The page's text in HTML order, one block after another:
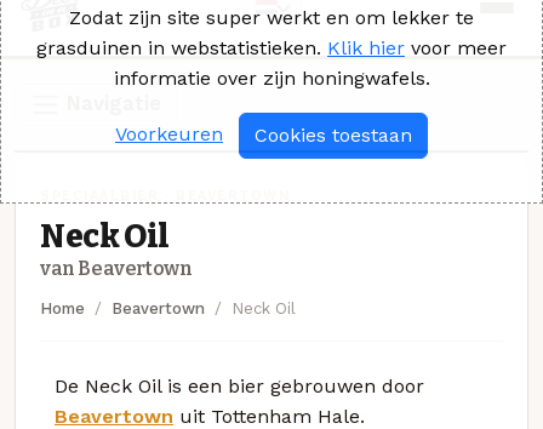
Neck Oil
van Beavertown
Home Beavertown Neck Oil
De Neck Oil is een bier gebrouwen door
Beavertown uit Tottenham Hale.
Zodat zijn site super werkt en om lekker te
grasduinen in webstatistieken. Klik hier voor meer
informatie over zijn honingwafels.
Voorkeuren Cookies toestaan